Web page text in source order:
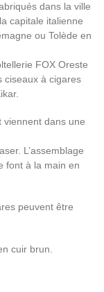
dans la ville
capitale italienne
ou Tolède en
FOX Oreste
ciseaux à cigares
viennent dans une
L’assemblage
font à la main en
peuvent être
cuir brun.